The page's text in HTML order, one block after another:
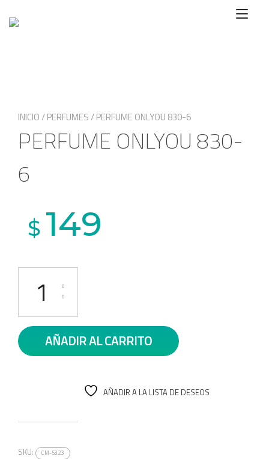
contenido
INICIO/PERFUMES/ PERFUME ONLYOU 830-6
PERFUME ONLYOU 830-
6
$ 149
PERFUME ONLYOU 830-6 cantidad
AÑADIR AL CARRITO
AÑADIR A LA LISTA DE DESEOS
SKU: CM-53.23